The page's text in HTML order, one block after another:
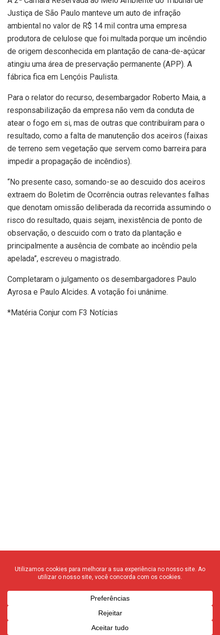
Justiça de São Paulo manteve um auto de infração
ambiental no valor de R$ 14 mil contra uma empresa
produtora de celulose que foi multada porque um incêndio
de origem desconhecida em plantação de cana-de-açúcar
atingiu uma área de preservação permanente (APP). A
fábrica fica em Lençóis Paulista.
Para o relator do recurso, desembargador Roberto Maia, a
responsabilização da empresa não vem da conduta de
atear o fogo em si, mas de outras que contribuíram para o
resultado, como a falta de manutenção dos aceiros (faixas
de terreno sem vegetação que servem como barreira para
impedir a propagação de incêndios).
“No presente caso, somando-se ao descuido dos aceiros
extraem do Boletim de Ocorrência outras relevantes falhas
que denotam omissão deliberada da recorrida assumindo o
risco do resultado, quais sejam, inexistência de ponto de
observação, o descuido com o trato da plantação e
principalmente a ausência de combate ao incêndio pela
apelada”, escreveu o magistrado.
Completaram o julgamento os desembargadores Paulo
Ayrosa e Paulo Alcides. A votação foi unânime.
*Matéria Conjur com F3 Notícias
© 2020 F3 Notícias – Todos os direitos reservados
quem somos